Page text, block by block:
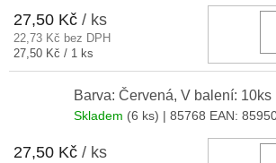
27,50 Kč / ks
22,73 Kč bez DPH
Měrná
27,50 Kč / 1 ks
Barva: Červená, V balení: 10ks
Skladem (6 ks) | 85768 EAN:
27,50 Kč / ks